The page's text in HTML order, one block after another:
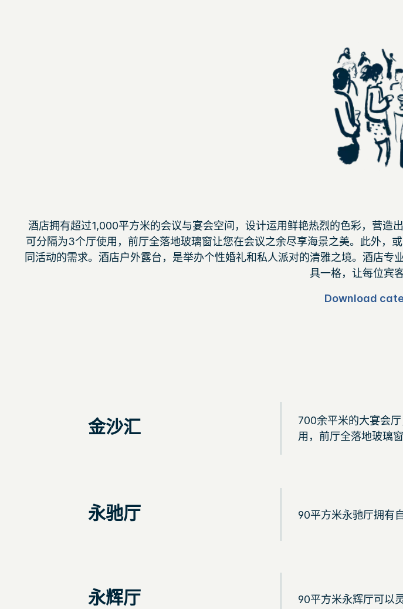
酒店拥有超过1,000平方米的会议与宴会空间，设计运用鲜艳热烈的色彩，营造
可分隔为3个厅使用，前厅全落地玻璃窗让您在会议之余尽享海景之美。此外，
同活动的需求。酒店户外露台，是举办个性婚礼和私人派对的清雅之境。酒店
具一格，让每位宾
Download
金沙汇
700余平米的大宴会
用，前厅全落地玻璃
永驰厅 90平方米永驰厅拥有
永辉厅 90平方米永辉厅可以